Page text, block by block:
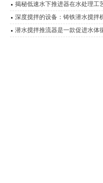
揭秘低速水下推进器在水处理工
中的应用
深度搅拌的设备：铸铁潜水搅拌
水处理中的作用
潜水搅拌推流器是一款促进水体